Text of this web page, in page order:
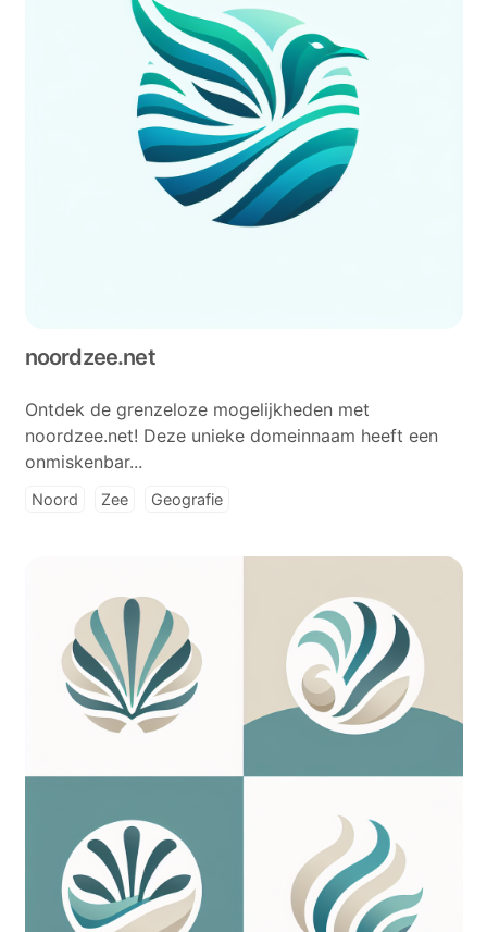
noordzee.net
Ontdek de grenzeloze mogelijkheden met
noordzee.net! Deze unieke domeinnaam heeft een
onmiskenbar...
Noord Zee Geografie